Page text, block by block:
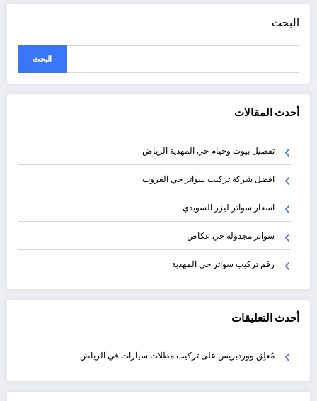
البحث
البحث
أحدث المقالات
تفصيل بيوت وخيام حي المهدية الرياض
افضل شركة تركيب سواتر حي الغروب
اسعار سواتر ليزر السويدي
سواتر مجدولة حي عكاض
رقم تركيب سواتر حي المهدية
أحدث التعليقات
مُعلِق ووردبريس علىتركيب مظلات سيارات في الرياض